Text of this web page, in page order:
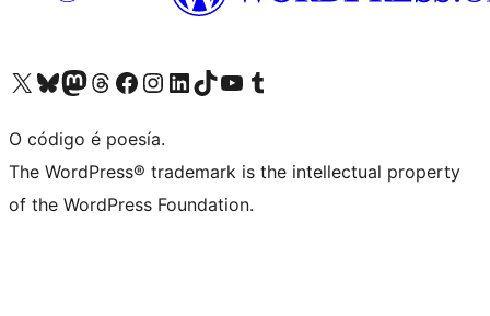
Visita la cuenta de X (anteriormente Twitter)
Visita a nosa conta de Bluesky
Visita a nosa conta de Mastodon
Visita a nosa conta de Threads
Visita a nosa páxina de Facebook
Visita a nosa conta de Instagram
Visita a nosa conta de LinkedIn
Visita a nosa conta de TikTok
Visita a nosa canle de YouTube
Visita a nosa conta de Tumblr
O código é poesía.
The WordPress® trademark is the intellectual property
of the WordPress Foundation.